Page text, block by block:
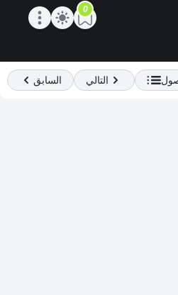
Open main menu
0
Previous
السابق التالي
Next